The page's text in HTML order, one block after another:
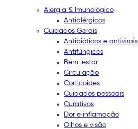
Alergia & Imunológico
Antialérgicos
Cuidados Gerais
Antibióticos e antivirais
Antifúngicos
Bem-estar
Circulação
Corticoides
Cuidados pessoais
Curativos
Dor e inflamação
Olhos e visão